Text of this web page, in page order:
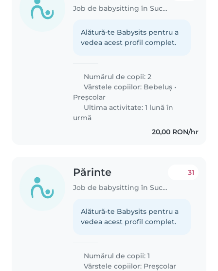
Job de babysitting în Suceava
Alătură-te Babysits pentru a
vedea acest profil complet.
Numărul de copii: 2
Vârstele copiilor: Bebeluș •
Preșcolar
Ultima activitate: 1 lună în
urmă
20,00 RON/hr
Părinte
Job de babysitting în Suceava
31
Alătură-te Babysits pentru a
vedea acest profil complet.
Numărul de copii: 1
Vârstele copiilor: Preșcolar